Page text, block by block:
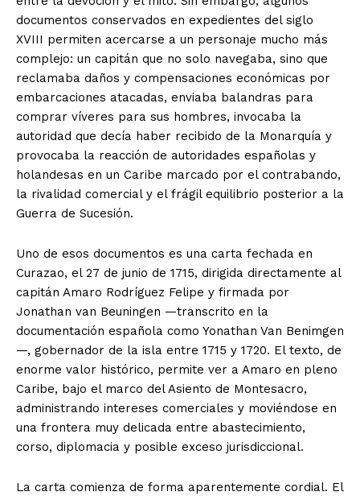
documentos conservados en expedientes del siglo
XVIII permiten acercarse a un personaje mucho más
complejo: un capitán que no solo navegaba, sino que
reclamaba daños y compensaciones económicas por
embarcaciones atacadas, enviaba balandras para
comprar víveres para sus hombres, invocaba la
autoridad que decía haber recibido de la Monarquía y
provocaba la reacción de autoridades españolas y
holandesas en un Caribe marcado por el contrabando,
la rivalidad comercial y el frágil equilibrio posterior a la
Guerra de Sucesión.
Uno de esos documentos es una carta fechada en
Curazao, el 27 de junio de 1715, dirigida directamente al
capitán Amaro Rodríguez Felipe y firmada por
Jonathan van Beuningen —transcrito en la
documentación española como Yonathan Van Benimgen
—, gobernador de la isla entre 1715 y 1720. El texto, de
enorme valor histórico, permite ver a Amaro en pleno
Caribe, bajo el marco del Asiento de Montesacro,
administrando intereses comerciales y moviéndose en
una frontera muy delicada entre abastecimiento,
corso, diplomacia y posible exceso jurisdiccional.
La carta comienza de forma aparentemente cordial. El